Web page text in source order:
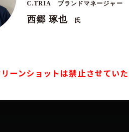
C.TRIA ブランドマネージャー
西郷 琢也 氏
ーンショットは禁止させていた